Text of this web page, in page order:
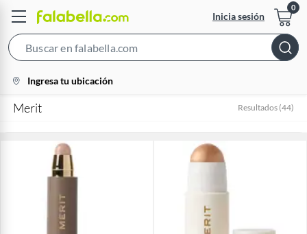
Inicia sesión
Bar
location-
icon
Ingresa tu ubicación
Merit Resultados (44)